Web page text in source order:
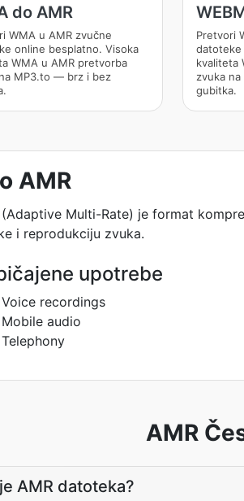
do AMR
WMA u AMR zvučne
online besplatno. Visoka
WMA u AMR pretvorba
MP3.to — brz i bez
Pretvori
datoteke
kvaliteta
zvuka
gubitka.
AMR
(Adaptive Multi-Rate) je format
i reprodukciju zvuka.
upotrebe
Voice recordings
Mobile audio
Telephony
AMR
AMR datoteka?